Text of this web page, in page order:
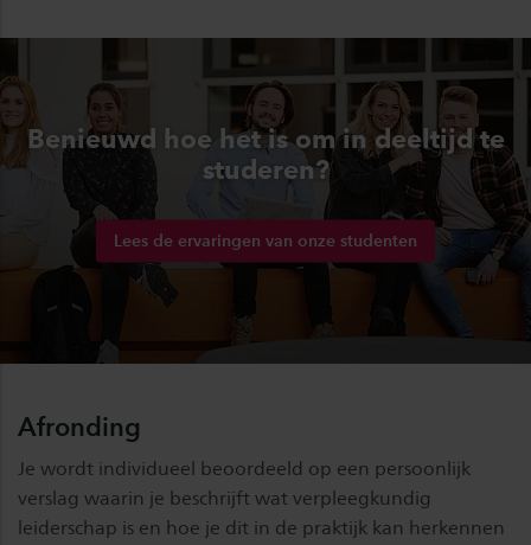
Benieuwd hoe het is om in deeltijd te
studeren?
Lees de ervaringen van onze studenten
Afronding
Je wordt individueel beoordeeld op een persoonlijk
verslag waarin je beschrijft wat verpleegkundig
leiderschap is en hoe je dit in de praktijk kan herkennen